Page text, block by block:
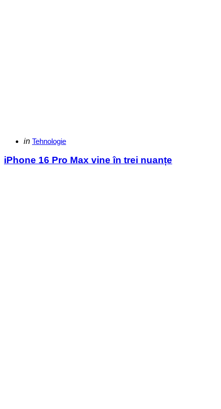
Categories
Posted
in Tehnologie
iPhone 16 Pro Max vine în trei nuanțe